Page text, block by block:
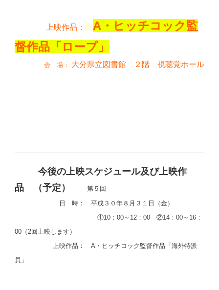
上映作品：
A・ヒッチコック監
督作品「ロープ」
会 場： 大分県立図書館 ２階 視聴覚ホール
今後の上映スケジュール及び上映作
品 （予定）
--第５回--
日 時： 平成３０年８月３１日（金）
①10：00～12：00 ②14：00～16：
00（2回上映します）
上映作品： A・ヒッチコック監督作品「海外特派
員 」